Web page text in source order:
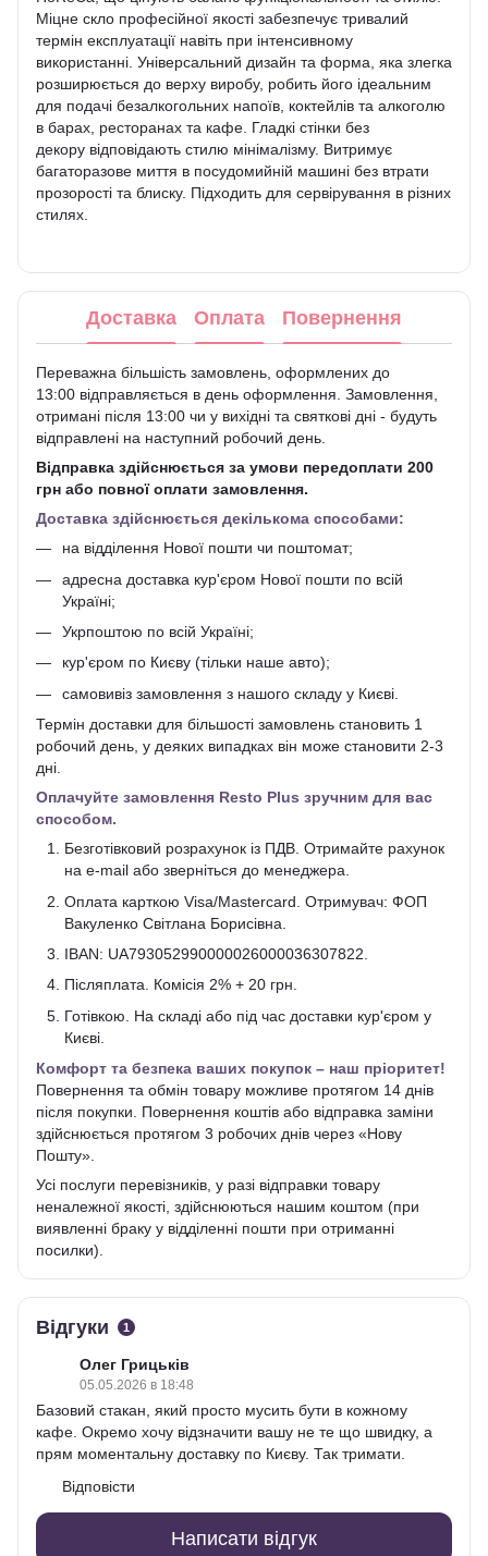
Міцне скло професійної якості забезпечує тривалий
термін експлуатації навіть при інтенсивному
використанні. Універсальний дизайн та форма, яка злегка
розширюється до верху виробу, робить його ідеальним
для подачі безалкогольних напоїв, коктейлів та алкоголю
в барах, ресторанах та кафе. Гладкі стінки без
декору відповідають стилю мінімалізму. Витримує
багаторазове миття в посудомийній машині без втрати
прозорості та блиску. Підходить для сервірування в різних
стилях.
Доставка Оплата Повернення
Переважна більшість замовлень, оформлених до
13:00 відправляється в день оформлення. Замовлення,
отримані після 13:00 чи у вихідні та святкові дні - будуть
відправлені на наступний робочий день.
Відправка здійснюється за умови передоплати 200
грн або повної оплати замовлення.
Доставка здійснюється декількома способами:
на відділення Нової пошти чи поштомат;
адресна доставка кур'єром Нової пошти по всій
Україні;
Укрпоштою по всій Україні;
кур'єром по Києву (тільки наше авто);
самовивіз замовлення з нашого складу у Києві.
Термін доставки для більшості замовлень становить 1
робочий день, у деяких випадках він може становити 2-3
дні.
Оплачуйте замовлення Resto Plus зручним для вас
способом.
Безготівковий розрахунок із ПДВ. Отримайте рахунок
на e-mail або зверніться до менеджера.
Оплата карткою Visa/Mastercard. Отримувач: ФОП
Вакуленко Світлана Борисівна.
IBAN: UA793052990000026000036307822.
Післяплата. Комісія 2% + 20 грн.
Готівкою. На складі або під час доставки кур'єром у
Києві.
Комфорт та безпека ваших покупок – наш пріоритет!
Повернення та обмін товару можливе протягом 14 днів
після покупки. Повернення коштів або відправка заміни
здійснюється протягом 3 робочих днів через «Нову
Пошту».
Усі послуги перевізників, у разі відправки товару
неналежної якості, здійснюються нашим коштом (при
виявленні браку у відділенні пошти при отриманні
посилки).
Відгуки 1
Олег Грицьків
05.05.2026 в 18:48
Базовий стакан, який просто мусить бути в кожному
кафе. Окремо хочу відзначити вашу не те що швидку, а
прям моментальну доставку по Києву. Так тримати.
Відповісти
Написати відгук